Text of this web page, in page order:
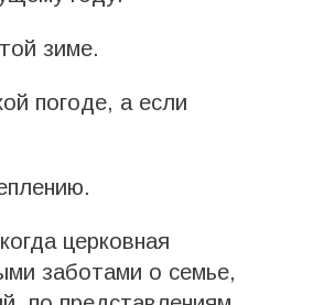
зиме.
погоде, а если
церковная
заботами о семье,